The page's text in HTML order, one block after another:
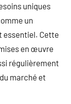
uniques
un
essentiel. Cette
en œuvre
régulièrement
marché et